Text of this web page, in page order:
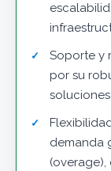
Soporte y
por su
demanda